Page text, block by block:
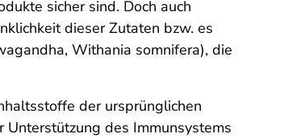
sicher sind. Doch auch
dieser Zutaten bzw. es
Withania somnifera), die
der ursprünglichen
des Immunsystems